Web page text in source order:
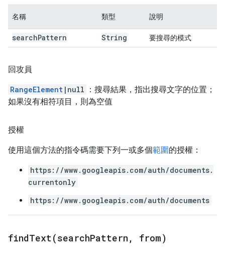
名稱 類型 說明
searchPattern String 要搜尋的模式
回攻員
RangeElement |null
：搜尋結果，指出搜尋文字的位置；
如果沒有相符項目，則為空值
授權
使用這個方法的指令碼需要下列一或多個範圍的授權：
https://www.googleapis.com/auth/documents.
currentonly
https://www.googleapis.com/auth/documents
findText(searchPattern , from)